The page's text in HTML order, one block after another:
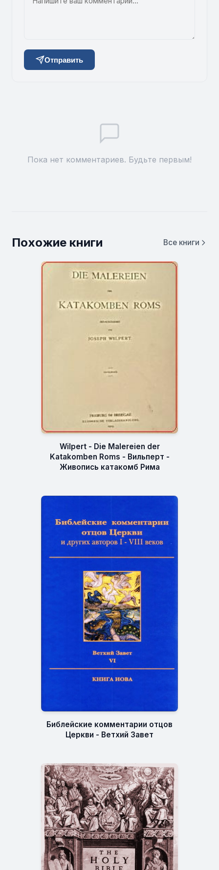
Отправить
Пока нет комментариев. Будьте первым!
Похожие книги Все книги
Wilpert - Die Malereien der
Katakomben Roms - Вильперт -
Живопись катакомб Рима
Библейские комментарии отцов
Церкви - Ветхий Завет